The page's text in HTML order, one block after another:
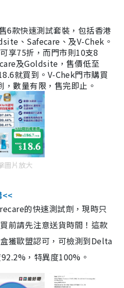
6款快速測試套裝，包括香港
、Safecare、及V-Chek。
享75折，而門市則10支8
及Goldsite，售價低至
就買到。V-Chek門市購買
數量有限，售完即止。
圖片放大
<<
的快速測試劑，現時只
前請先注意送貨時間！這款
獲歐盟認可，可檢測到Delta
，特異度100%。